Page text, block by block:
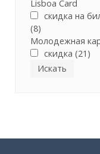
Lisboa Card
скидка на
(8)
Молодежная
скидка (21)